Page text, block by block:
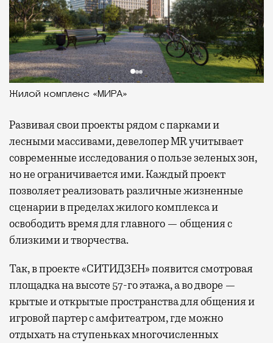
Жилой комплекс «МИРА»
Развиваясвои проекты рядом с парками и
лесными массивами, девелопер MR учитывает
современные исследования о пользе зеленых зон,
но не ограничивается ими. Каждый проект
позволяет реализовать различные жизненные
сценарии в пределах жилого комплекса и
освободить время для главного — общения с
близкими и творчества.
Так, в проекте «СИТИДЗЕН» появится смотровая
площадка на высоте 57-го этажа, а во дворе —
крытые и открытые пространства для общения и
игровой партер с амфитеатром, где можно
отдыхать на ступеньках многочисленных